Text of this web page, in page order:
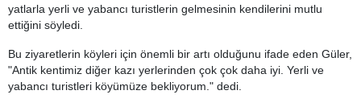
yatlarla yerli ve yabancı turistlerin gelmesinin kendilerini mutlu
ettiğini söyledi.
Bu ziyaretlerin köyleri için önemli bir artı olduğunu ifade eden Güler,
"Antik kentimiz diğer kazı yerlerinden çok çok daha iyi. Yerli ve
yabancı turistleri köyümüze bekliyorum." dedi.